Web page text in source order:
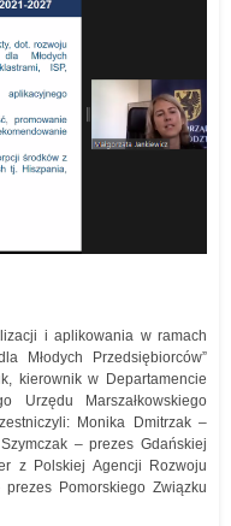
i aplikowania w ramach
Młodych Przedsiębiorców”
kierownik w Departamencie
Urzędu Marszałkowskiego
Monika Dmitrzak –
– prezes Gdańskiej
z Polskiej Agencji Rozwoju
prezes Pomorskiego Związku